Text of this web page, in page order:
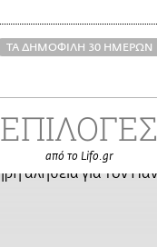
ΤΑ ΔΗΜΟΦΙΛΗ 30 ΗΜΕΡΩΝ
ΕΠΙΛΟΓΕΣ
από το Lifo.gr